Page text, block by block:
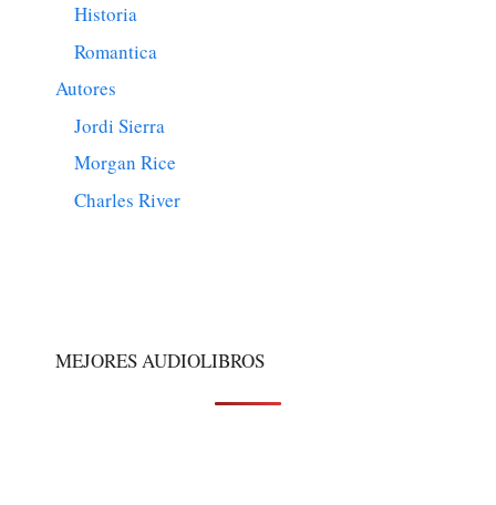
Historia
Romantica
Autores
Jordi Sierra
Morgan Rice
Charles River
MEJORES AUDIOLIBROS